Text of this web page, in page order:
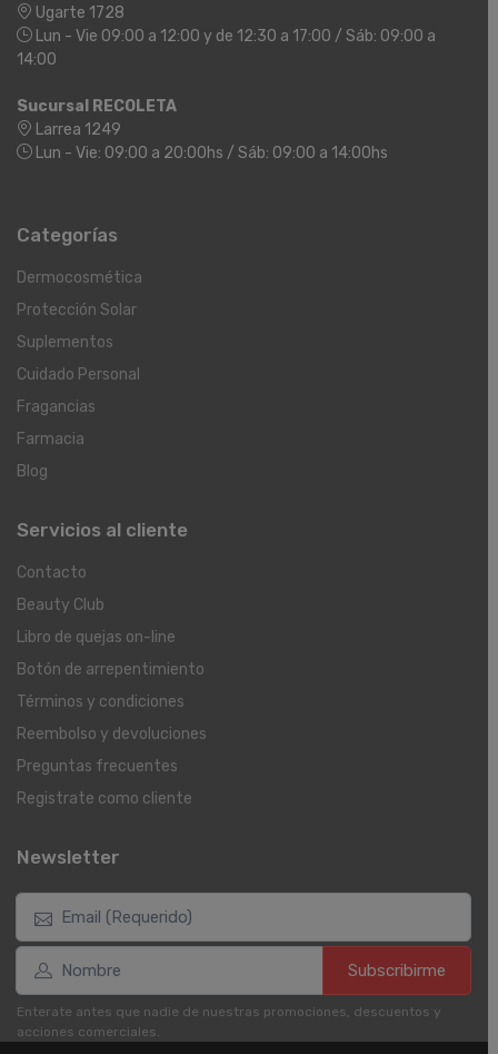
Ugarte 1728
Lun - Vie 09:00 a 12:00 y de 12:30 a 17:00 / Sáb: 09:00 a
14:00
Sucursal RECOLETA
Larrea 1249
Lun - Vie: 09:00 a 20:00hs / Sáb: 09:00 a 14:00hs
Categorías
Dermocosmética
Protección Solar
Suplementos
Cuidado Personal
Fragancias
Farmacia
Blog
Servicios al cliente
Contacto
Beauty Club
Libro de quejas on-line
Botón de arrepentimiento
Términos y condiciones
Reembolso y devoluciones
Preguntas frecuentes
Registrate como cliente
Newsletter
Subscribirme
Enterate antes que nadie de nuestras promociones, descuentos y
acciones comerciales.